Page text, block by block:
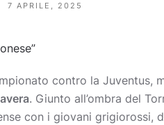
7 APRILE, 2025
contro la Juventus,
. Giunto all’ombra del
con i giovani grigiorossi,